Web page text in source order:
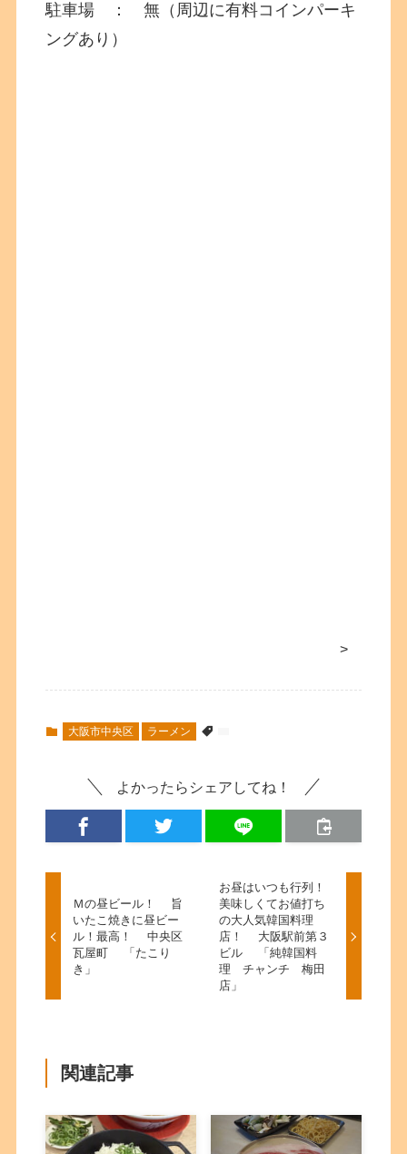
駐車場 ： 無（周辺に有料コインパーキ
ングあり）
>
大阪市中央区 ラーメン
よかったらシェアしてね！
Ｍの昼ビール！ 旨
いたこ焼きに昼ビー
ル！最高！ 中央区
瓦屋町 「たこり
き」
お昼はいつも行列！
美味しくてお値打ち
の大人気韓国料理
店！ 大阪駅前第３
ビル 「純韓国料
理 チャンチ 梅田
店」
関連記事